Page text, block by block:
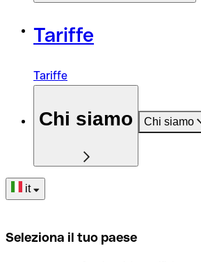
Tariffe
Tariffe
Chi siamo Chi siamo
it
Seleziona il tuo paese